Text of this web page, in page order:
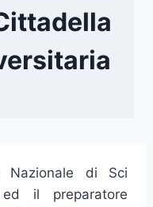
Nazionale di Sci
il preparatore